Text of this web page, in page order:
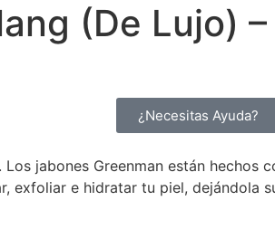
(De Lujo)
¿Necesitas Ayuda?
jabones Greenman están
exfoliar e hidratar tu piel, dejándola